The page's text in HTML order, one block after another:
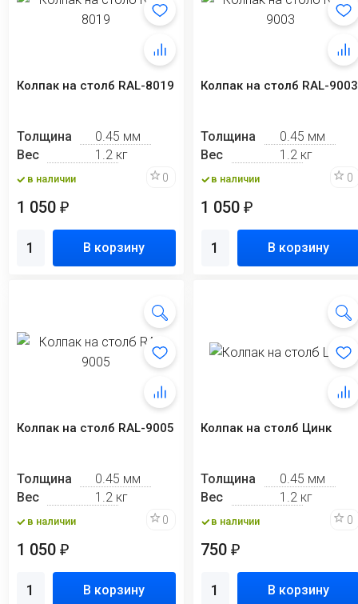
Колпак на столб RAL-8019
Толщина
0.45 мм
Вес
1.2 кг
в наличии 0
1 050 ₽
В корзину
Колпак на столб RAL-9003
Толщина
0.45 мм
Вес
1.2 кг
в наличии 0
1 050₽
В корзину
Колпак на столб RAL-9005
Толщина
0.45 мм
Вес
1.2 кг
в наличии 0
1 050 ₽
В корзину
Колпак на столб Цинк
Толщина
0.45 мм
Вес
1.2 кг
в наличии 0
750₽
В корзину